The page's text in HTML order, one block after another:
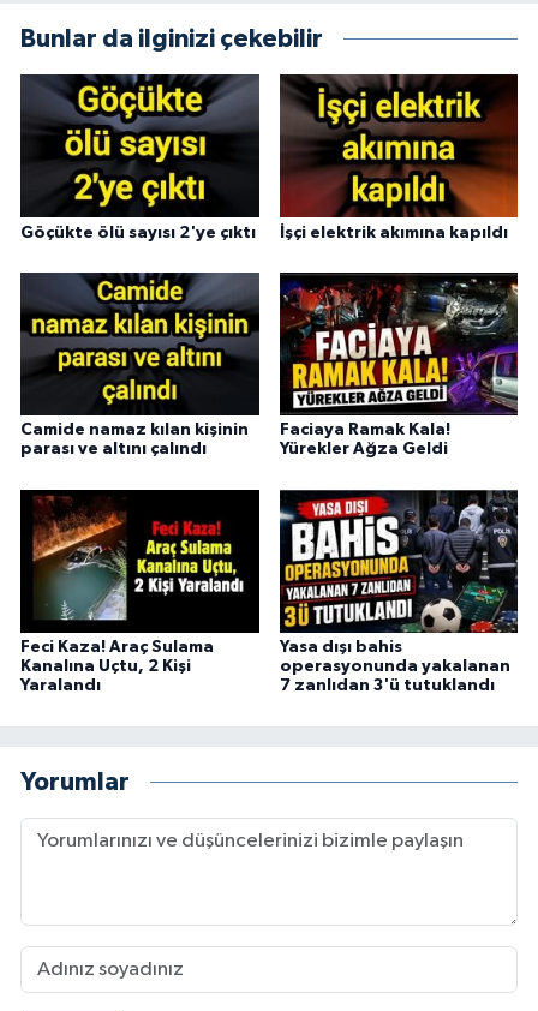
Bunlar da ilginizi çekebilir
Göçükte ölü sayısı 2'ye çıktı İşçi elektrik akımına kapıldı
Camide namaz kılan kişinin
parası ve altını çalındı
Faciaya Ramak Kala!
Yürekler Ağza Geldi
Feci Kaza! Araç Sulama
Kanalına Uçtu, 2 Kişi
Yaralandı
Yasa dışı bahis
operasyonunda yakalanan
7 zanlıdan 3'ü tutuklandı
Yorumlar